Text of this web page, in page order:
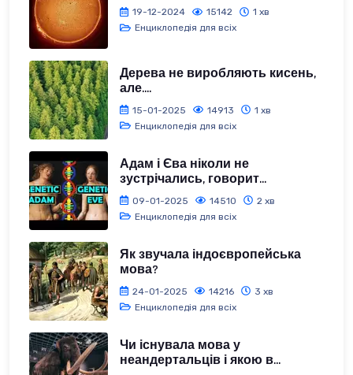
19-12-2024 15142
1 хв
Енциклопедія для всіх
Дерева не виробляють кисень,
але....
15-01-2025 14913
1 хв
Енциклопедія для всіх
Адам і Єва ніколи не
зустрічались, говорит...
09-01-2025 14510
2 хв
Енциклопедія для всіх
Як звучала індоєвропейська
мова?
24-01-2025 14216
3 хв
Енциклопедія для всіх
Чи існувала мова у
неандертальців і якою в...